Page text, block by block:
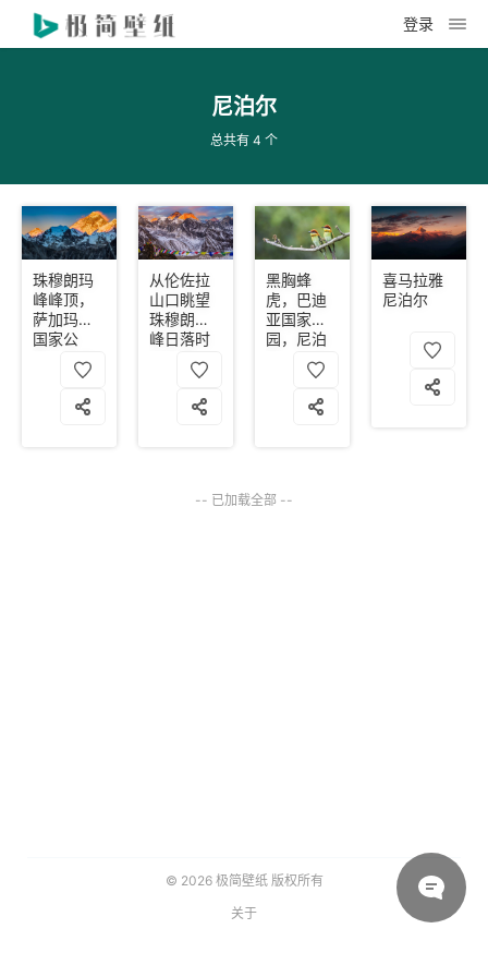
登录
尼泊尔
总共有 4 个
珠穆朗玛
峰峰顶，
萨加玛塔
国家公
园，尼泊
从伦佐拉
山口眺望
珠穆朗玛
峰日落时
分的峰
顶，尼泊
黑胸蜂
虎，巴迪
亚国家公
园，尼泊
喜马拉雅
尼泊尔
-- 已加载全部 --
© 2026 极简壁纸版权所有
关于